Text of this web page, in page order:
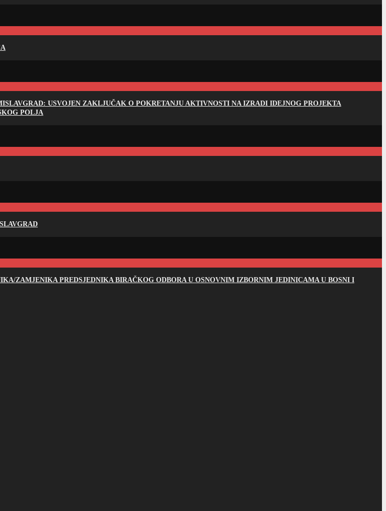
USVOJEN ZAKLJUČAK O POKRETANJU AKTIVNOSTI NA IZRADI IDEJNOG PROJEKTA
POLJA
ZAMJENIKA PREDSJEDNIKA BIRAČKOG ODBORA U OSNOVNIM IZBORNIM JEDINICAMA U BOSNI I